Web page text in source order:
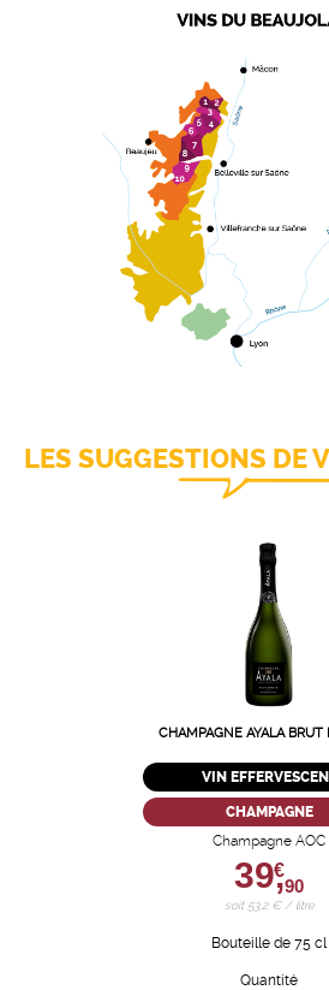
LES SUGGESTIONS DE
CHAMPAGNE AYALA BRUT
VIN
CHAMPAGNE
Champagne AOC
39,
€
90
soit 53,2 € / litre
Bouteille de 75 cl
Quantité